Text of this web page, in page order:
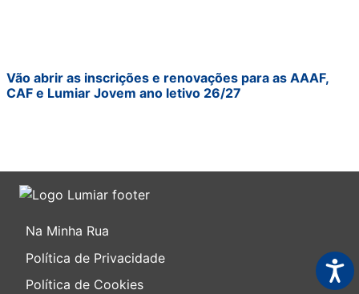
Vão abrir as inscrições e renovações para as AAAF,
CAF e Lumiar Jovem ano letivo 26/27
Na Minha Rua
Política de Privacidade
Política de Cookies